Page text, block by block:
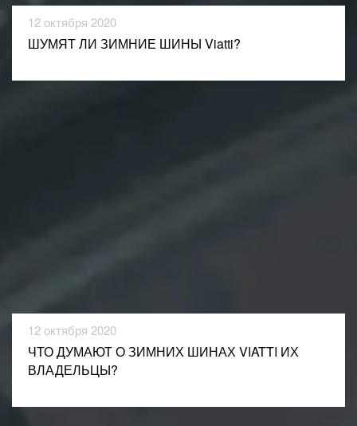
12 октября 2020
ШУМЯТ ЛИ ЗИМНИЕ ШИНЫ Viatti?
12 октября 2020
ЧТО ДУМАЮТ О ЗИМНИХ ШИНАХ VIATTI ИХ
ВЛАДЕЛЬЦЫ?